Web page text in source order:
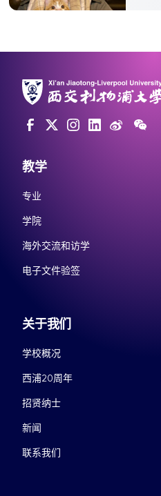
教学
专业
学院
海外交流和访学
电子文件验签
关于我们
学校概况
西浦20周年
招贤纳士
新闻
联系我们